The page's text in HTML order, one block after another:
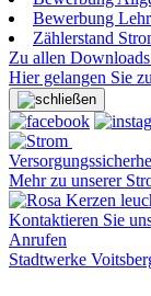
Bewerbung
Zählerstand
Zu allen
Hier gelangen Sie
Mehr zu unserer
Kontaktieren Sie
Anrufen
Stadtwerke